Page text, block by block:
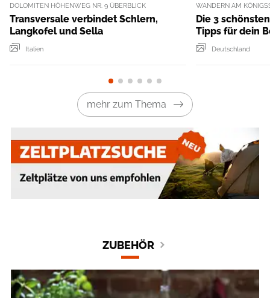
DOLOMITEN HÖHENWEG NR. 9 ÜBERBLICK
Transversale verbindet Schlern,
Langkofel und Sella
Italien
WANDERN AM
Die 3
Tipps für dein
Deutschland
mehr zum Thema
ZUBEHÖR